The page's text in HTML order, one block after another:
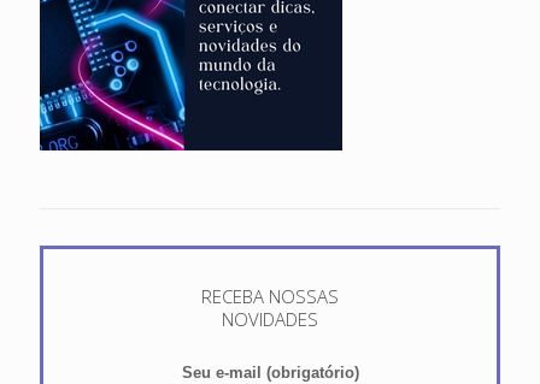
RECEBA NOSSAS
NOVIDADES
Seu e-mail (obrigatório)